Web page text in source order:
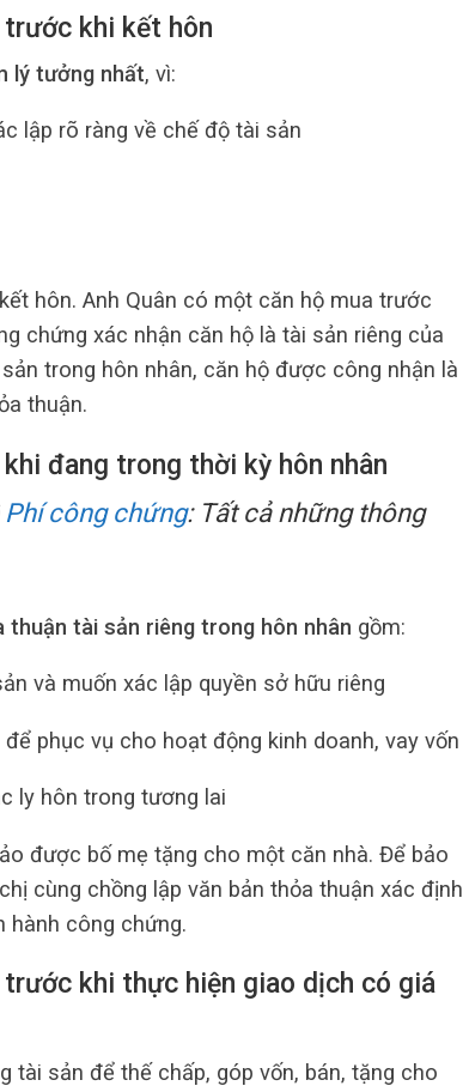
khi kết hôn
lý tưởng nhất, vì:
lập rõ ràng về chế độ tài sản
hôn. Anh Quân có một căn hộ mua trước
chứng xác nhận căn hộ là tài sản riêng của
trong hôn nhân, căn hộ được công nhận là
thuận.
đang trong thời kỳ hôn nhân
Phí công chứng: Tất cả những thông
thuận tài sản riêng trong hôn nhân gồm:
và muốn xác lập quyền sở hữu riêng
phục vụ cho hoạt động kinh doanh, vay vốn
ly hôn trong tương lai
được bố mẹ tặng cho một căn nhà. Để bảo
cùng chồng lập văn bản thỏa thuận xác định
hành công chứng.
khi thực hiện giao dịch có giá
tài sản để thế chấp, góp vốn, bán, tặng cho